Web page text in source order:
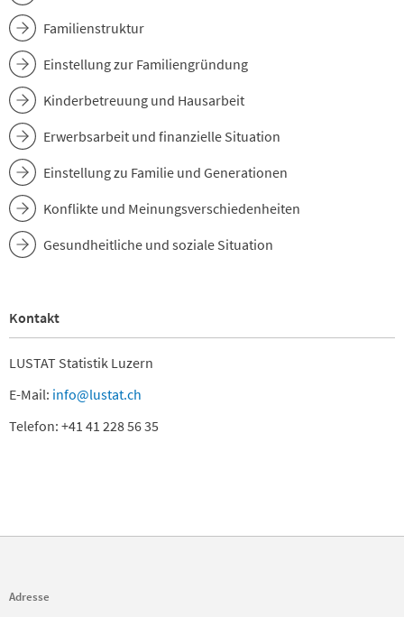
Familienstruktur
Einstellung zur Familiengründung
Kinderbetreuung und Hausarbeit
Erwerbsarbeit und finanzielle Situation
Einstellung zu Familie und Generationen
Konflikte und Meinungsverschiedenheiten
Gesundheitliche und soziale Situation
Kontakt
LUSTAT Statistik Luzern
E-Mail: info@lustat.ch
Telefon: +41 41 228 56 35
Adresse